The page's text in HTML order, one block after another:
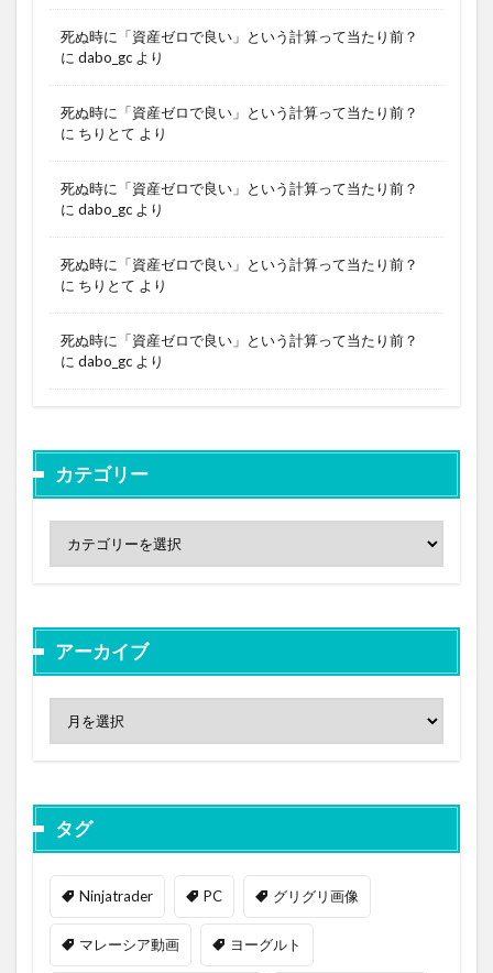
死ぬ時に「資産ゼロで良い」という計算って当たり前？
に dabo_gc より
死ぬ時に「資産ゼロで良い」という計算って当たり前？
に ちりとて より
死ぬ時に「資産ゼロで良い」という計算って当たり前？
に dabo_gc より
死ぬ時に「資産ゼロで良い」という計算って当たり前？
に ちりとて より
死ぬ時に「資産ゼロで良い」という計算って当たり前？
に dabo_gc より
カテゴリー
アーカイブ
タグ
Ninjatrader PC グリグリ画像
マレーシア動画 ヨーグルト